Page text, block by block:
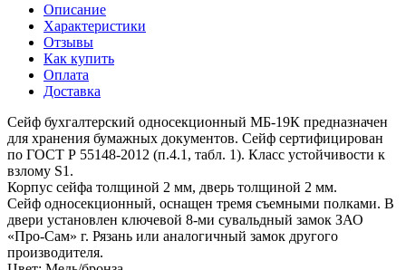
Описание
Характеристики
Отзывы
Как купить
Оплата
Доставка
Сейф бухгалтерский односекционный МБ-19К предназначен
для хранения бумажных документов. Сейф сертифицирован
по ГОСТ Р 55148-2012 (п.4.1, табл. 1). Класс устойчивости к
взлому S1.
Корпус сейфа толщиной 2 мм, дверь толщиной 2 мм.
Сейф односекционный, оснащен тремя съемными полками. В
двери установлен ключевой 8-ми сувальдный замок ЗАО
«Про-Сам» г. Рязань или аналогичный замок другого
производителя.